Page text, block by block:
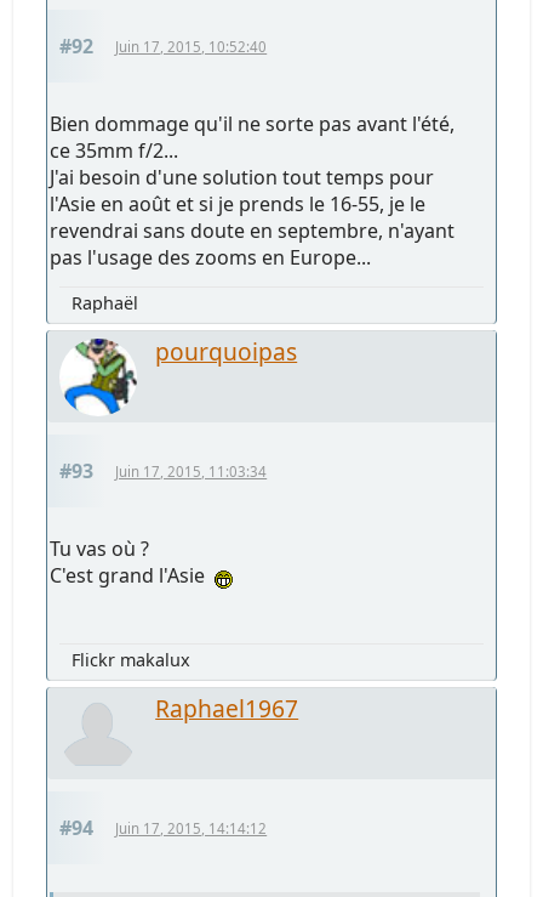
#92 Juin 17, 2015, 10:52:40
Bien dommage qu'il ne sorte pas avant l'été,
ce 35mm f/2...
J'ai besoin d'une solution tout temps pour
l'Asie en août et si je prends le 16-55, je le
revendrai sans doute en septembre, n'ayant
pas l'usage des zooms en Europe...
Raphaël
pourquoipas
#93 Juin 17, 2015, 11:03:34
Tu vas où ?
C'est grand l'Asie
Flickr makalux
Raphael1967
#94 Juin 17, 2015, 14:14:12